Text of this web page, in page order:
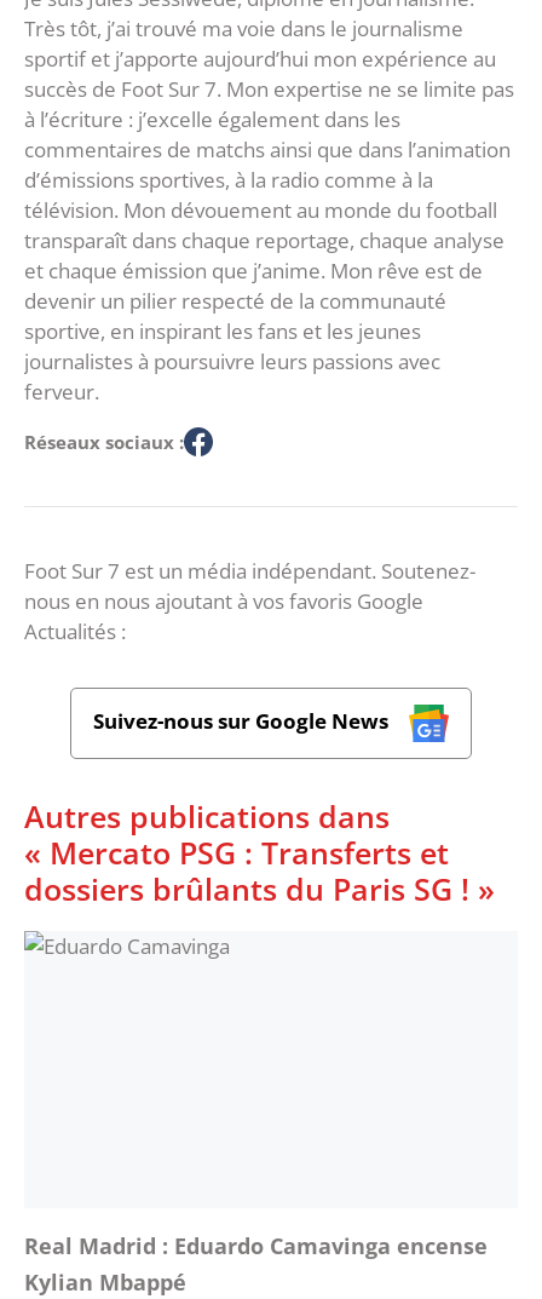
Très tôt, j’ai trouvé ma voie dans le journalisme
sportif et j’apporte aujourd’hui mon expérience au
succès de Foot Sur 7. Mon expertise ne se limite pas
à l’écriture : j’excelle également dans les
commentaires de matchs ainsi que dans l’animation
d’émissions sportives, à la radio comme à la
télévision. Mon dévouement au monde du football
transparaît dans chaque reportage, chaque analyse
et chaque émission que j’anime. Mon rêve est de
devenir un pilier respecté de la communauté
sportive, en inspirant les fans et les jeunes
journalistes à poursuivre leurs passions avec
ferveur.
Réseaux sociaux :
Foot Sur 7 est un média indépendant. Soutenez-
nous en nous ajoutant à vos favoris Google
Actualités :
Suivez-nous sur Google News
Autres publications dans
« Mercato PSG : Transferts et
dossiers brûlants du Paris SG ! »
Real Madrid : Eduardo Camavinga encense
Kylian Mbappé